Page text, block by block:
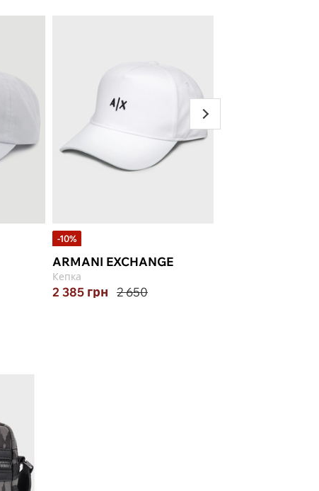
-10%
ARMANI EXCHANGE
Кепка
2 385 грн 2 650